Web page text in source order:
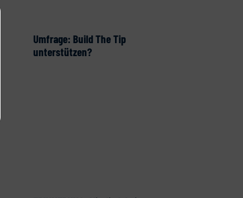
Umfrage: Build The Tip
unterstützen?